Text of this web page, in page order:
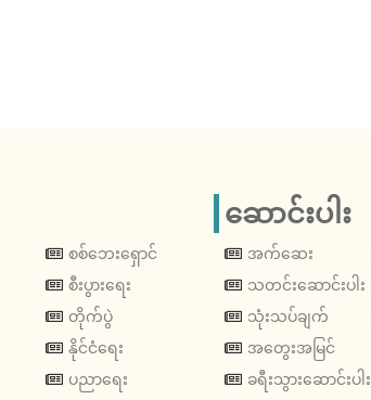
စစ်ဘေးရှောင်
စီးပွားရေး
တိုက်ပွဲ
နိုင်ငံရေး
ပညာရေး
ဆောင်းပါး
အက်ဆေး
သတင်းဆောင်းပါး
သုံးသပ်ချက်
အတွေးအမြင်
ခရီးသွားဆောင်းပါး